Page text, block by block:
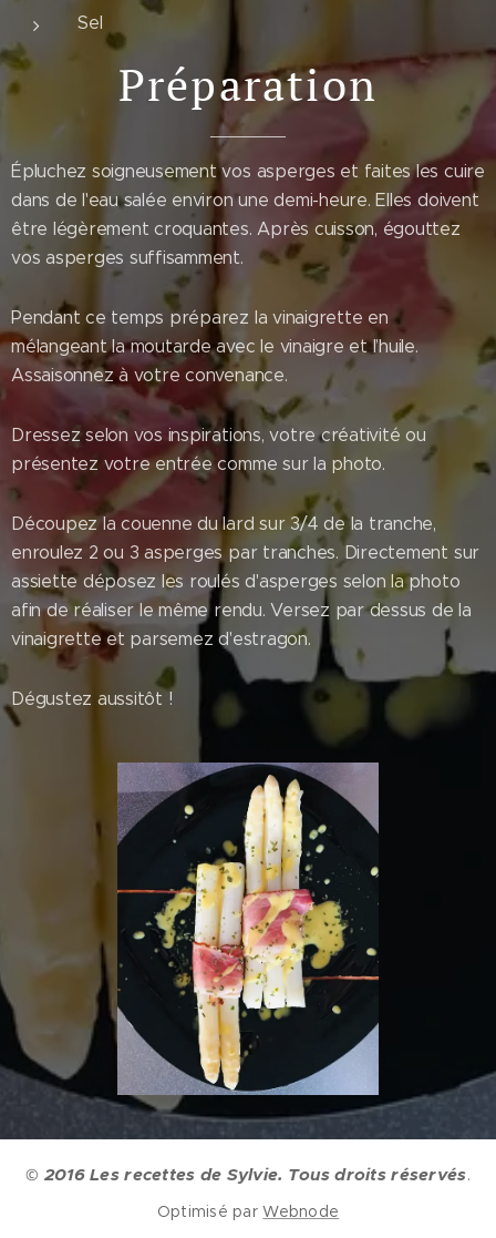
Sel
Préparation
Épluchez soigneusement vos asperges et faites les cuire
dans de l'eau salée environ une demi-heure. Elles doivent
être légèrement croquantes. Après cuisson, égouttez
vos asperges suffisamment.
Pendant ce temps préparez la vinaigrette en
mélangeant la moutarde avec le vinaigre et l’huile.
Assaisonnez à votre convenance.
Dressez selon vos inspirations, votre créativité ou
présentez votre entrée comme sur la photo.
Découpez la couenne du lard sur 3/4 de la tranche,
enroulez 2 ou 3 asperges par tranches. Directement sur
assiette déposez les roulés d'asperges selon la photo
afin de réaliser le même rendu. Versez par dessus de la
vinaigrette et parsemez d'estragon.
Dégustez aussitôt !
© 2016 Les recettes de Sylvie. Tous droits réservés.
Optimisé parWebnode